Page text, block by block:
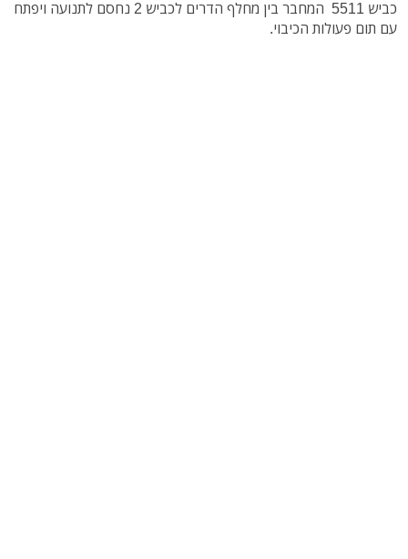
כביש 5511 המחבר בין מחלף הדרים לכביש 2 נחסם לתנועה ויפתח
עם תום פעולות הכיבוי.